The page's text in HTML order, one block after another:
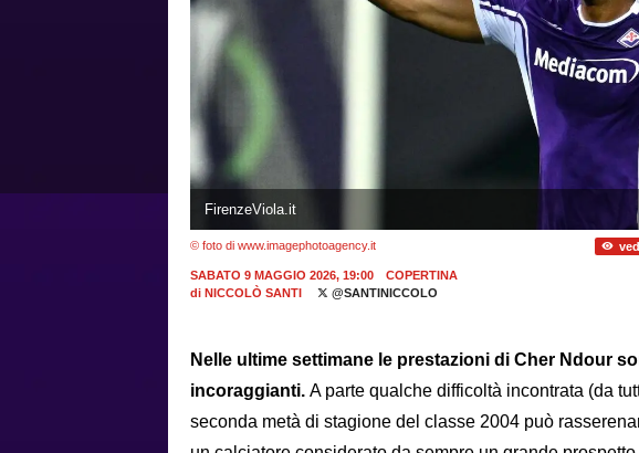
FirenzeViola.it
© foto di www.imagephotoagency.it
SABATO 9 MAGGIO 2026, 19:00
COPERTINA
di NICCOLÒ SANTI @SANTINICCOLO
Nelle ultime settimane le prestazioni di Cher Ndour
incoraggianti. A parte qualche difficoltà incontrata (da
seconda metà di stagione del classe 2004 può